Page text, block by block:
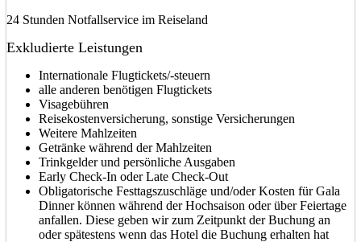
24 Stunden Notfallservice im Reiseland
Exkludierte Leistungen
Internationale Flugtickets/-steuern
alle anderen benötigen Flugtickets
Visagebühren
Reisekostenversicherung, sonstige Versicherungen
Weitere Mahlzeiten
Getränke während der Mahlzeiten
Trinkgelder und persönliche Ausgaben
Early Check-In oder Late Check-Out
Obligatorische Festtagszuschläge und/oder Kosten für Gala
Dinner können während der Hochsaison oder über Feiertage
anfallen. Diese geben wir zum Zeitpunkt der Buchung an
oder spätestens wenn das Hotel die Buchung erhalten hat